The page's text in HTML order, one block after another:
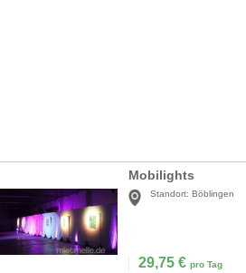
Mobilights
Standort: Böblingen
29,75 € pro Tag